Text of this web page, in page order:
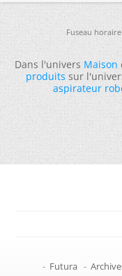
Fuseau
Dans l'universMaison
produitssur
aspirateur
- Futura -